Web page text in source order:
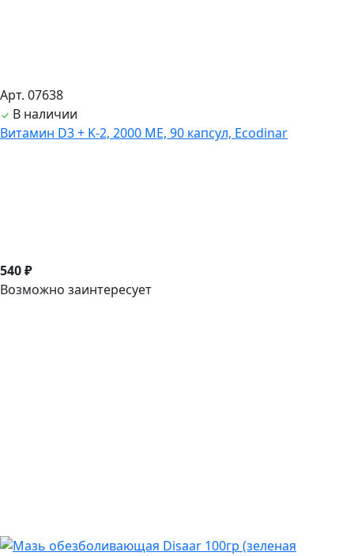
Арт. 07638
В наличии
Витамин D3 + K-2, 2000 ME, 90 капсул, Ecodinar
540 ₽
Возможно заинтересует